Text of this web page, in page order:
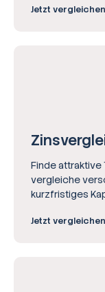
Jetzt vergleichen
Finde attraktive
vergleiche
kurzfristiges
Jetzt vergleichen